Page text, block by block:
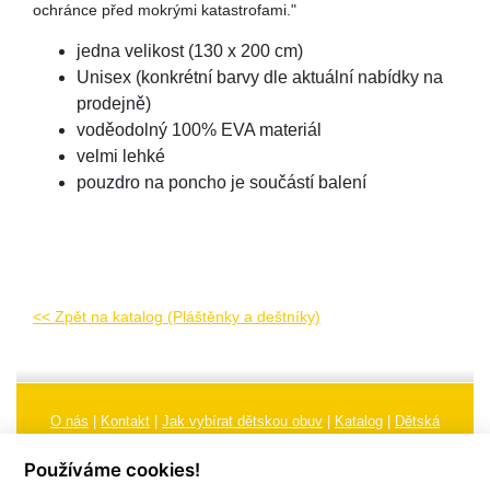
ochránce před mokrými katastrofami."
jedna velikost (130 x 200 cm)
Unisex (konkrétní barvy dle aktuální nabídky na
prodejně)
voděodolný 100% EVA materiál
velmi lehké
pouzdro na poncho je součástí balení
<< Zpět na katalog (Pláštěnky a deštníky)
O nás Kontakt Jak vybírat dětskou obuv Katalog
Dětská
Používáme cookies!